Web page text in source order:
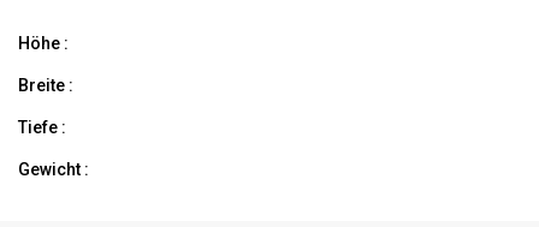
Höhe :
Breite :
Tiefe :
Gewicht :